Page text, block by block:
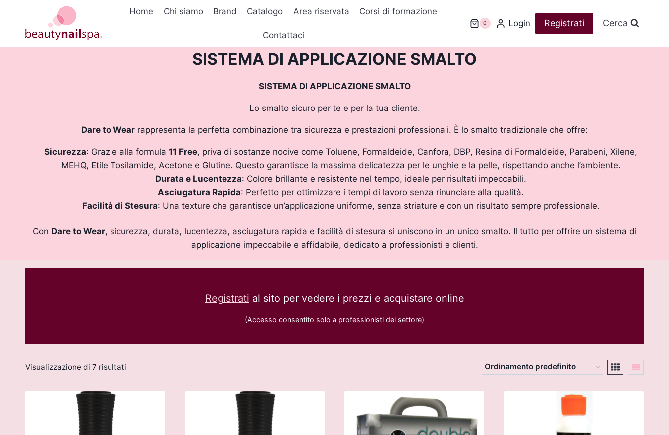
contenuto
Home Chi siamo Brand Catalogo Area riservata Corsi di formazione
Contattaci
0 Login Registrati Cerca
SISTEMA DI APPLICAZIONE SMALTO
SISTEMA DI APPLICAZIONE SMALTO
Lo smalto sicuro per te e per la tua cliente.
Dare to Wear rappresenta la perfetta combinazione tra sicurezza e prestazioni professionali. È lo smalto tradizionale che offre:
Sicurezza: Grazie alla formula11 Free, priva di sostanze nocive come Toluene, Formaldeide, Canfora, DBP, Resina di Formaldeide, Parabeni, Xilene,
MEHQ, Etile Tosilamide, Acetone e Glutine. Questo garantisce la massima delicatezza per le unghie e la pelle, rispettando anche l’ambiente.
Durata e Lucentezza: Colore brillante e resistente nel tempo, ideale per risultati impeccabili.
Asciugatura Rapida: Perfetto per ottimizzare i tempi di lavoro senza rinunciare alla qualità.
Facilità di Stesura: Una texture che garantisce un’applicazione uniforme, senza striature e con un risultato sempre professionale.
Con Dare to Wear, sicurezza, durata, lucentezza, asciugatura rapida e facilità di stesura si uniscono in un unico smalto. Il tutto per offrire un sistema di
applicazione impeccabile e affidabile, dedicato a professionisti e clienti.
Registrati al sito per vedere i prezzi e acquistare online
(Accesso consentito solo a professionisti del settore)
Visualizzazione di 7 risultati